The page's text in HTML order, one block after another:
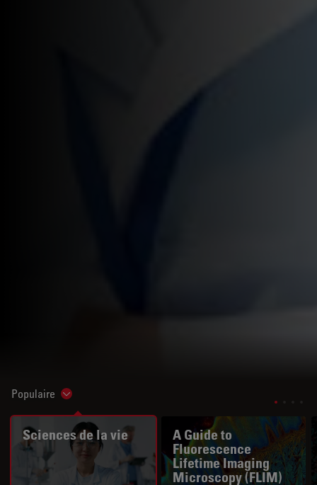
Populaire Show subnavigation
Sciences de la vie
A Guide to
Fluorescence
Lifetime Imaging
Microscopy (FLIM)